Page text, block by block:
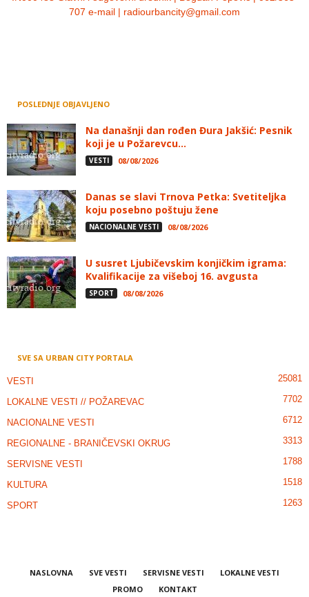
707 e-mail | radiourbancity@gmail.com
POSLEDNJE OBJAVLJENO
Na današnji dan rođen Đura Jakšić: Pesnik
koji je u Požarevcu...
VESTI 08/08/2026
Danas se slavi Trnova Petka: Svetiteljka
koju posebno poštuju žene
NACIONALNE VESTI 08/08/2026
U susret Ljubičevskim konjičkim igrama:
Kvalifikacije za višeboj 16. avgusta
SPORT 08/08/2026
SVE SA URBAN CITY PORTALA
VESTI 25081
LOKALNE VESTI // POŽAREVAC 7702
NACIONALNE VESTI 6712
REGIONALNE - BRANIČEVSKI OKRUG 3313
SERVISNE VESTI 1788
KULTURA 1518
SPORT 1263
NASLOVNA SVE VESTI SERVISNE VESTI
LOKALNE VESTI
PROMO
KONTAKT